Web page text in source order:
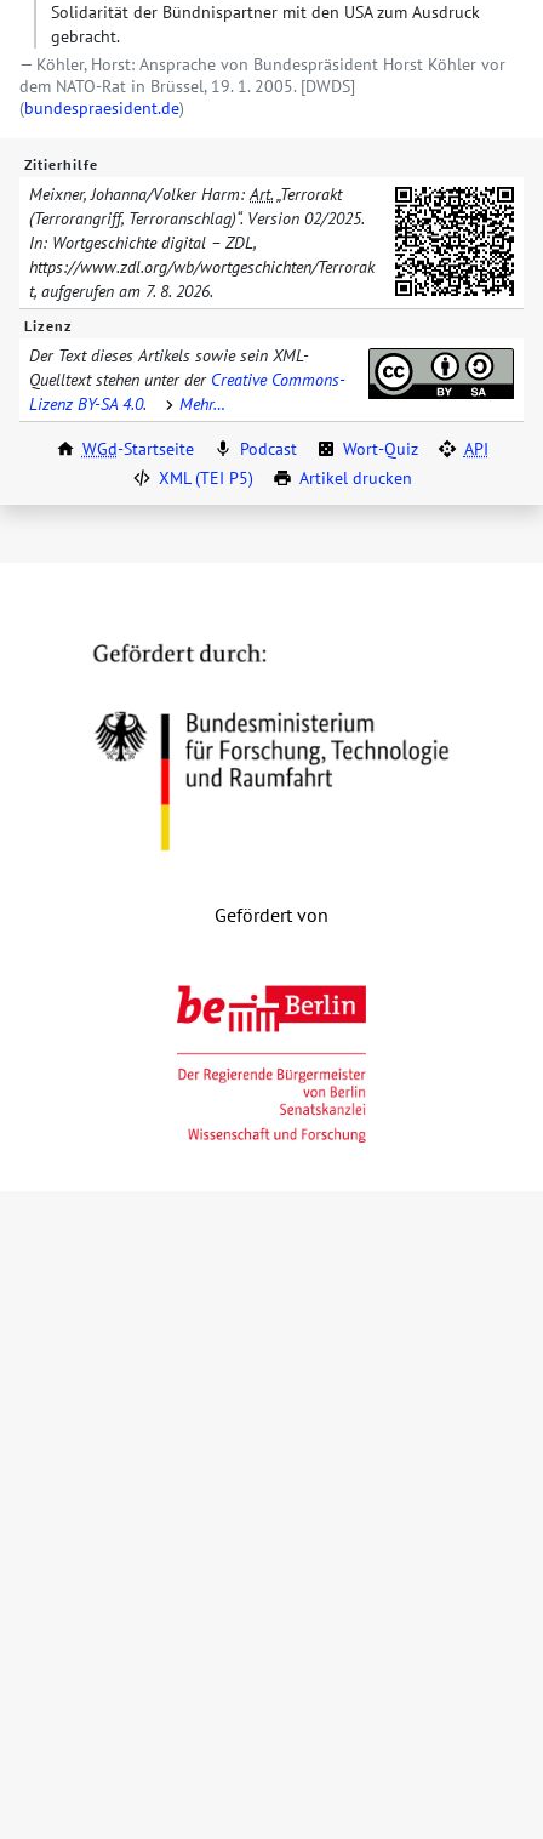
Solidarität der Bündnispartner mit den USA zum Ausdruck
gebracht.
Köhler, Horst: Ansprache von Bundespräsident Horst Köhler vor
dem NATO-Rat in Brüssel, 19. 1. 2005. [DWDS]
(bundespraesident.de)
Zitierhilfe
Meixner, Johanna/​Volker Harm:Art.„Terrorakt
(Terrorangriff, Terroranschlag)“. Version 02/​2025.
In: Wortgeschichte digital – ZDL,
https://www.zdl.org/​wb/​wortgeschichten/​Terrorak
t, aufgerufen am 7. 8. 2026.
Lizenz
Der Text dieses Artikels sowie sein XML-
Quelltext stehen unter der Creative Commons-
Lizenz BY-SA 4.0. Mehr…
WGd-Startseite Podcast Wort-Quiz
API
XML (TEI P5)
Artikel drucken
Gefördert von